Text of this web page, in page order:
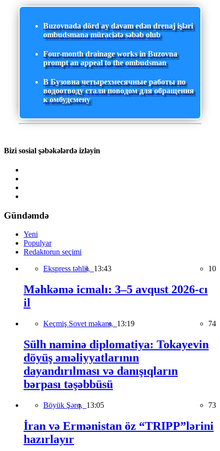
Buzovnada dörd ay davam edən drenaj işləri
ombudsmana müraciətə səbəb olub
Four-month drainage works in Buzovna
prompt an appeal to the ombudsman
В Бузовна четырехмесячные работы по
водоотводу стали поводом для обращения
к омбудсмену
Bizi sosial şəbəkələrdə izləyin
Gündəmdə
Yeni
Populyar
Redaktorun seçimi
Ekspress təhlil, 13:43 10
Məhkəmə icmalı: 3–5 avqust 2026-cı
il
Keçmiş Sovet məkanı, 13:19 74
Sülh naminə diplomatiya: Tokayevin
döyüş əməliyyatlarının
dayandırılması və danışıqların
bərpası təşəbbüsü
Böyük Şərq, 13:05 73
İran və Ermənistan öz “TRIPP”lərini
hazırlayır